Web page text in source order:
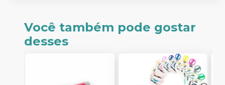
Você também pode gostar
desses